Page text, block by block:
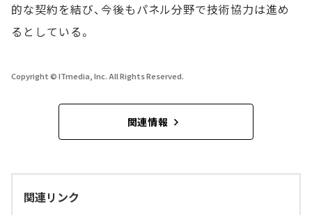
的な契約を結び、今後もパネル分野で技術協力は進め
るとしている。
Copyright © ITmedia, Inc. All Rights Reserved.
関連情報
関連リンク